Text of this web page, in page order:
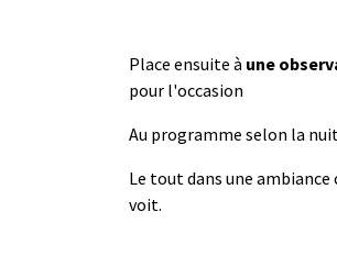
Place ensuite à une
pour l'occasion
Au programme selon la
Le tout dans une ambiance
voit.